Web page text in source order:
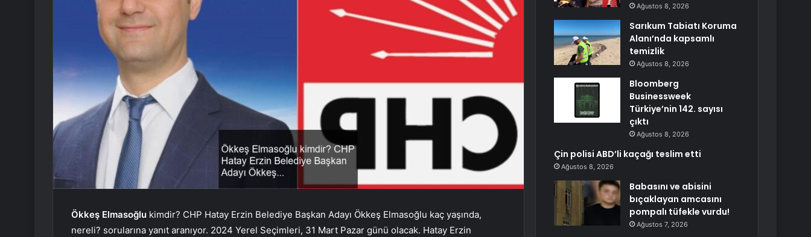
Ökkeş Elmasoğlu kimdir? CHP Hatay Erzin Belediye Başkan Adayı Ökkeş Elmasoğlu kaç yaşında,
nereli? sorularına yanıt aranıyor. 2024 Yerel Seçimleri, 31 Mart Pazar günü olacak. Hatay Erzin
Ağustos 8, 2026
Sarıkum Tabiatı Koruma
Alanı’nda kapsamlı
temizlik
Ağustos 8, 2026
Bloomberg
Businessweek
Türkiye’nin 142. sayısı
çıktı
Ağustos 8, 2026
Çin polisi ABD’li kaçağı teslim etti
Ağustos 8, 2026
Babasını ve abisini
bıçaklayan amcasını
pompalı tüfekle vurdu!
Ağustos 7, 2026